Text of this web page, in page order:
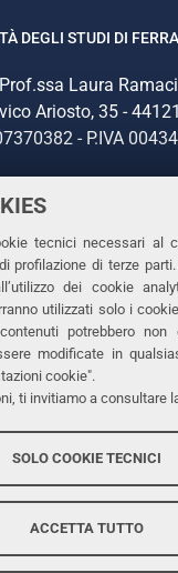
tecnici necessari al
profilazione di terze parti.
dei cookie
utilizzati solo i
potrebbero non
modificate in
cookie".
ti invitiamo a consultare
SOLO COOKIE TECNICI
ACCETTA TUTTO
DEGLI STUDI DI
Laura
Ariosto, 35 -
- P.IVA
293111
293031
di accessibilità
dati personali